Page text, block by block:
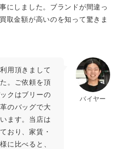
にしました。ブランドが間違っ
取金額が高いのを知って驚きま
バイヤー
用頂きまして
。ご依頼を頂
クはブリーの
のバッグで大
ます。当店は
おり、家賃・
に比べると、